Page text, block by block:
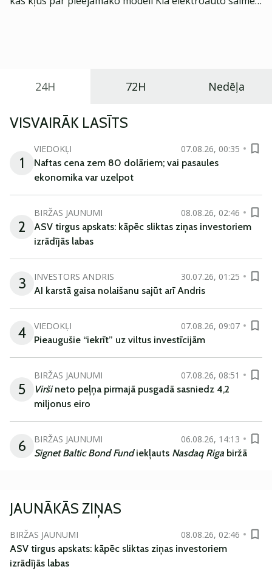
24H 72H Nedēļa
VISVAIRĀK LASĪTS
1
VIEDOKĻI
07.08.26, 00:35
Naftas cena zem 80 dolāriem; vai pasaules
ekonomika var uzelpot
2
BIRŽAS JAUNUMI
08.08.26, 02:46
ASV tirgus apskats: kāpēc sliktas ziņas investoriem
izrādījās labas
3 INVESTORS ANDRIS
30.07.26, 01:25
AI karstā gaisa nolaišanu sajūt arī Andris
4 VIEDOKĻI
07.08.26, 09:07
Pieaugušie “iekrīt” uz viltus investīcijām
5
BIRŽAS JAUNUMI
07.08.26, 08:51
Viršineto peļņa pirmajā pusgadā sasniedz 4,2
miljonus eiro
6 BIRŽAS JAUNUMI
06.08.26, 14:13
Signet Baltic Bond Fundiekļauts Nasdaq Riga biržā
JAUNĀKĀS ZIŅAS
BIRŽAS JAUNUMI
08.08.26, 02:46
ASV tirgus apskats: kāpēc sliktas ziņas investoriem
izrādījās labas